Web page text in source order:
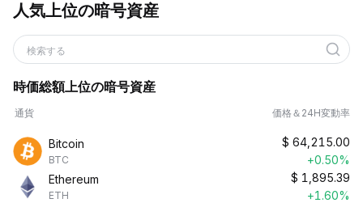
人気上位の暗号資産
検索する
時価総額上位の暗号資産
通貨 価格＆24H変動率
Bitcoin
BTC
$ 64,215.00
+0.50%
Ethereum
ETH
$ 1,895.39
+1.60%